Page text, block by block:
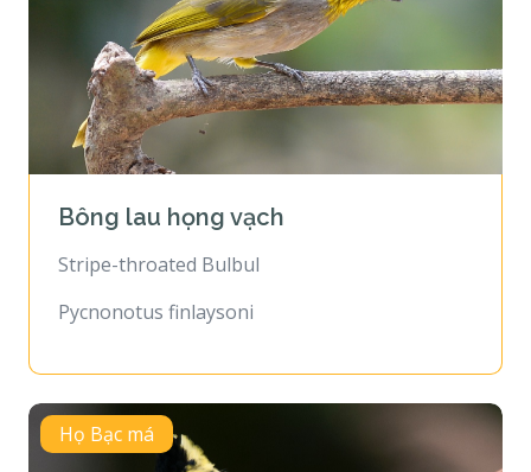
Bông lau họng vạch
Stripe-throated Bulbul
Pycnonotus finlaysoni
Họ Bạc má